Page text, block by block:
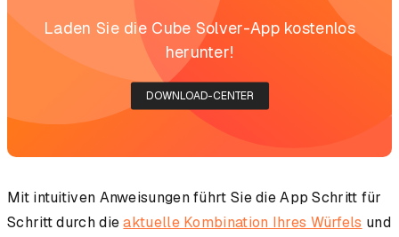
Laden Sie die Cube Solver-App kostenlos
herunter!
DOWNLOAD-CENTER
Mit intuitiven Anweisungen führt Sie die App Schritt für
Schritt durch dieaktuelle Kombination Ihres Würfels und